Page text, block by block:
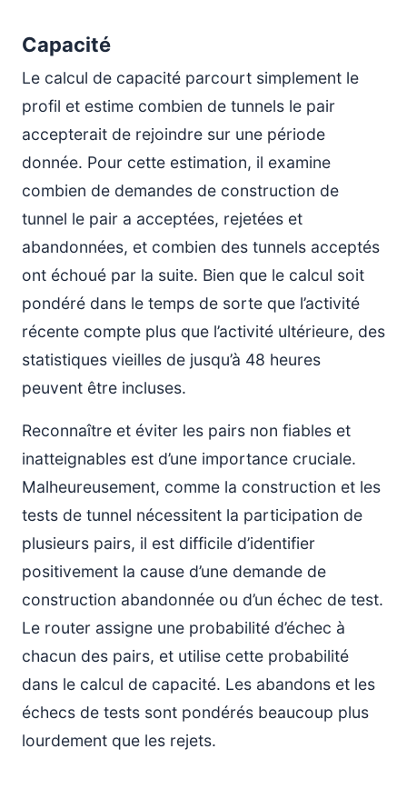
Capacité
Le calcul de capacité parcourt simplement le
profil et estime combien de tunnels le pair
accepterait de rejoindre sur une période
donnée. Pour cette estimation, il examine
combien de demandes de construction de
tunnel le pair a acceptées, rejetées et
abandonnées, et combien des tunnels acceptés
ont échoué par la suite. Bien que le calcul soit
pondéré dans le temps de sorte que l’activité
récente compte plus que l’activité ultérieure, des
statistiques vieilles de jusqu’à 48 heures
peuvent être incluses.
Reconnaître et éviter les pairs non fiables et
inatteignables est d’une importance cruciale.
Malheureusement, comme la construction et les
tests de tunnel nécessitent la participation de
plusieurs pairs, il est difficile d’identifier
positivement la cause d’une demande de
construction abandonnée ou d’un échec de test.
Le router assigne une probabilité d’échec à
chacun des pairs, et utilise cette probabilité
dans le calcul de capacité. Les abandons et les
échecs de tests sont pondérés beaucoup plus
lourdement que les rejets.